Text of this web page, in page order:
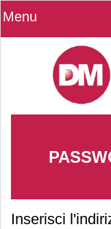
Menu
Inserisci